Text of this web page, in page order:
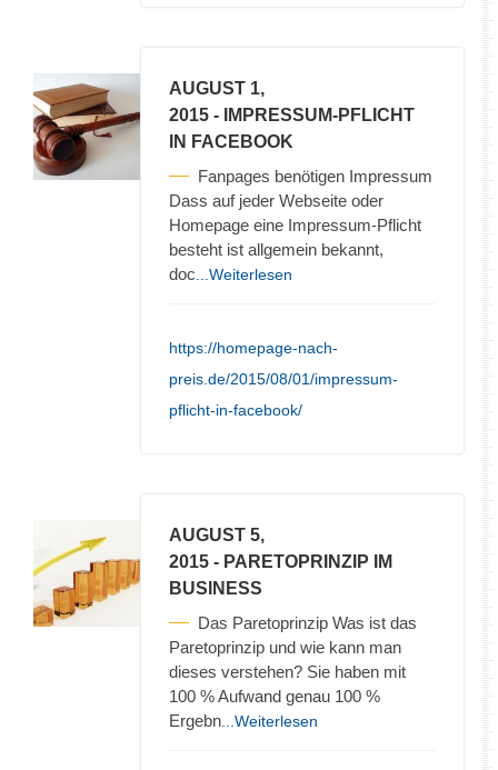
AUGUST 1,
2015 - IMPRESSUM-PFLICHT
IN FACEBOOK
Fanpages benötigen Impressum
Dass auf jeder Webseite oder
Homepage eine Impressum-Pflicht
besteht ist allgemein bekannt,
doc ...Weiterlesen
https://homepage-nach-
preis.de/2015/08/01/impressum-
pflicht-in-facebook/
AUGUST 5,
2015 - PARETOPRINZIP IM
BUSINESS
Das Paretoprinzip Was ist das
Paretoprinzip und wie kann man
dieses verstehen? Sie haben mit
100 % Aufwand genau 100 %
Ergebn ...Weiterlesen